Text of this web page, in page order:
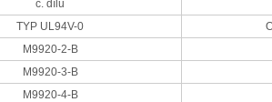
č. dílu
TYP UL94V-0
M9920-2-B
M9920-3-B
M9920-4-B